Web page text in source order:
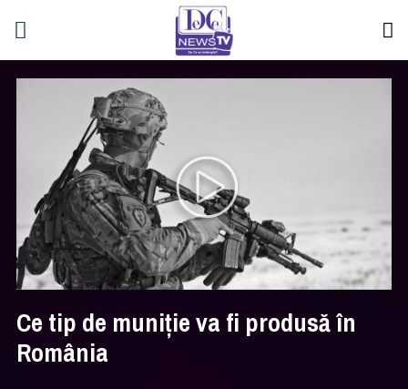
Ce tip de muniţie va fi produsă în
România